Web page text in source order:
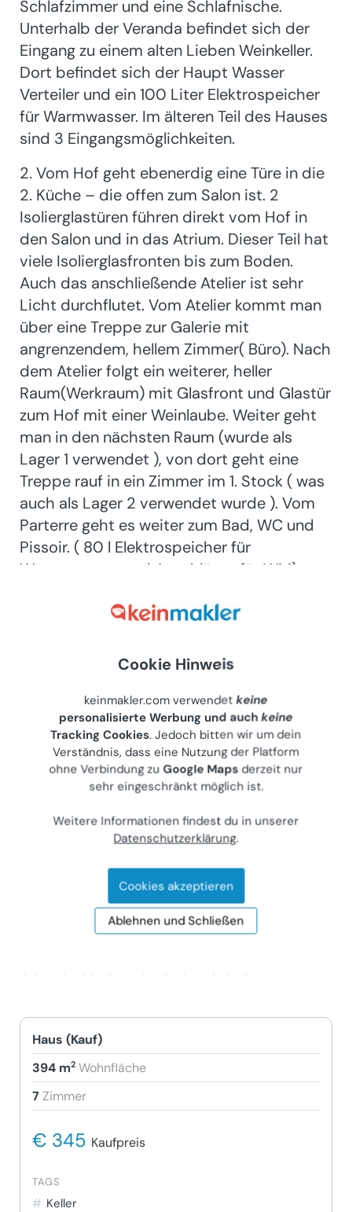
Schlafzimmer und eine Schlafnische.
Unterhalb der Veranda befindet sich der
Eingang zu einem alten Lieben Weinkeller.
Dort befindet sich der Haupt Wasser
Verteiler und ein 100 Liter Elektrospeicher
für Warmwasser. Im älteren Teil des Hauses
sind 3 Eingangsmöglichkeiten.
2. Vom Hof geht ebenerdig eine Türe in die
2. Küche – die offen zum Salon ist. 2
Isolierglastüren führen direkt vom Hof in
den Salon und in das Atrium. Dieser Teil hat
viele Isolierglasfronten bis zum Boden.
Auch das anschließende Atelier ist sehr
Licht durchflutet. Vom Atelier kommt man
über eine Treppe zur Galerie mit
angrenzendem, hellem Zimmer( Büro). Nach
dem Atelier folgt ein weiterer, heller
Raum(Werkraum) mit Glasfront und Glastür
zum Hof mit einer Weinlaube. Weiter geht
man in den nächsten Raum (wurde als
Lager 1 verwendet ), von dort geht eine
Treppe rauf in ein Zimmer im 1. Stock ( was
auch als Lager 2 verwendet wurde ). Vom
Parterre geht es weiter zum Bad, WC und
Pissoir. ( 80 l Elektrospeicher für
Warmwasser , und Anschlüsse für WM).
3. Es gibt ein Hoflager mit 16,5 m2, wo sich
mit Pumpe befindet für Garten gießen. –
Daneben sind 3 Holzschuppen. Der Hof und
die Gartenwege sind betoniert und auch
teilweise mit Waschbetonplatten belegt.
Der Garten hat einen alten
Obstbaumbestand, sowie Feigen, Isabella
kleinen Grill Platz mit einem kuriosen Griller.
DAS Haus habe ich als Künstler Maleratelier
verwendet, was für mich sehr gut für mich
4. Dieses Objekt eignet sich auch für 2
Haus (Kauf)
394 m2 Wohnfläche
7 Zimmer
€ 345 Kaufpreis
TAGS
Keller
Cookie Hinweis
keinmakler.com verwendetkeine
personalisierte Werbung und auchkeine
Tracking Cookies. Jedoch bitten wir um dein
Verständnis, dass eine Nutzung der Platform
ohne Verbindung zuGoogle Maps derzeit nur
sehr eingeschränkt möglich ist.
Weitere Informationen findest du in unserer
Datenschutzerklärung.
Cookies akzeptieren
Ablehnen und Schließen